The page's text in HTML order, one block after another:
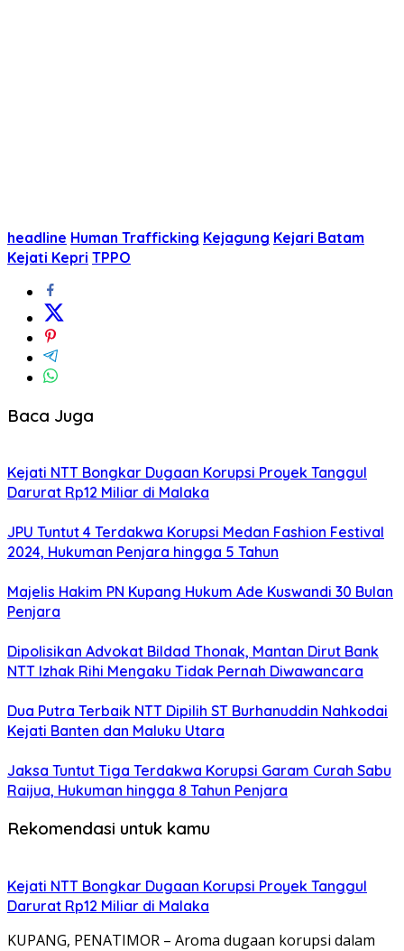
headline Human Trafficking Kejagung Kejari Batam
Kejati Kepri TPPO
Baca Juga
Kejati NTT Bongkar Dugaan Korupsi Proyek Tanggul
Darurat Rp12 Miliar di Malaka
JPU Tuntut 4 Terdakwa Korupsi Medan Fashion Festival
2024, Hukuman Penjara hingga 5 Tahun
Majelis Hakim PN Kupang Hukum Ade Kuswandi 30 Bulan
Penjara
Dipolisikan Advokat Bildad Thonak, Mantan Dirut Bank
NTT Izhak Rihi Mengaku Tidak Pernah Diwawancara
Dua Putra Terbaik NTT Dipilih ST Burhanuddin Nahkodai
Kejati Banten dan Maluku Utara
Jaksa Tuntut Tiga Terdakwa Korupsi Garam Curah Sabu
Raijua, Hukuman hingga 8 Tahun Penjara
Rekomendasi untuk kamu
Kejati NTT Bongkar Dugaan Korupsi Proyek Tanggul
Darurat Rp12 Miliar di Malaka
KUPANG, PENATIMOR – Aroma dugaan korupsi dalam